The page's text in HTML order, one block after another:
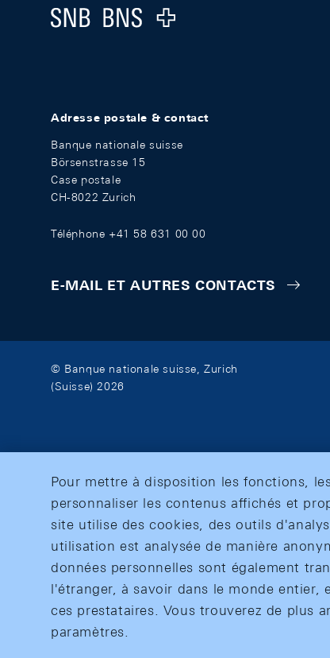
Logo
Adresse postale & contact
Banque nationale suisse
Börsenstrasse 15
Case postale
CH-8022 Zurich
Téléphone +41 58 631 00 00
E-MAIL ET AUTRES CONTACTS
© Banque nationale suisse, Zurich
(Suisse) 2026
Pour mettre à disposition les fonctions,
personnaliser les contenus affichés et
site utilise des cookies, des outils
utilisation est analysée de manière
données personnelles sont également
l'étranger, à savoir dans le monde
ces prestataires. Vous trouverez de plus
paramètres.